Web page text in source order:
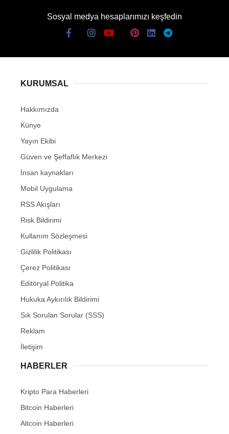
Sosyal medya hesaplarımızı keşfedin
KURUMSAL
Hakkımızda
Künye
Yayın Ekibi
Güven ve Şeffaflık Merkezi
İnsan kaynakları
Mobil Uygulama
RSS Akışları
Risk Bildirimi
Kullanım Sözleşmesi
Gizlilik Politikası
Çerez Politikası
Editöryal Politika
Hukuka Aykırılık Bildirimi
Sık Sorulan Sorular (SSS)
Reklam
İletişim
HABERLER
Kripto Para Haberleri
Bitcoin Haberleri
Altcoin Haberleri